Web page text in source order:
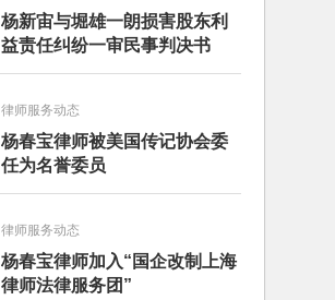
杨新宙与堀雄一朗损害股东利
益责任纠纷一审民事判决书
律师服务动态
杨春宝律师被美国传记协会委
任为名誉委员
律师服务动态
杨春宝律师加入“国企改制上海
律师法律服务团”